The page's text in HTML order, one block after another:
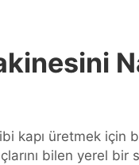
kapı üretmek için
bilen yerel bir